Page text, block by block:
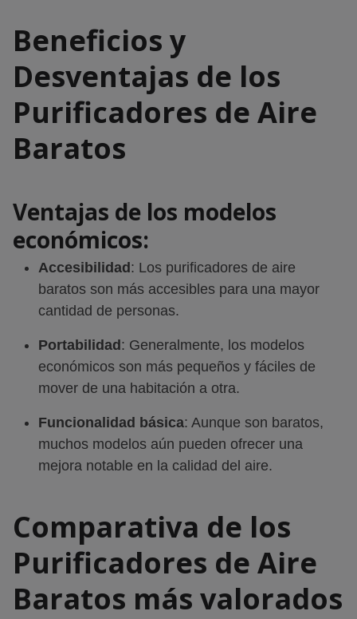
Beneficios y
Desventajas de los
Purificadores de Aire
Baratos
Ventajas de los modelos
económicos:
Accesibilidad: Los purificadores de aire
baratos son más accesibles para una mayor
cantidad de personas.
Portabilidad: Generalmente, los modelos
económicos son más pequeños y fáciles de
mover de una habitación a otra.
Funcionalidad básica: Aunque son baratos,
muchos modelos aún pueden ofrecer una
mejora notable en la calidad del aire.
Comparativa de los
Purificadores de Aire
Baratos más valorados